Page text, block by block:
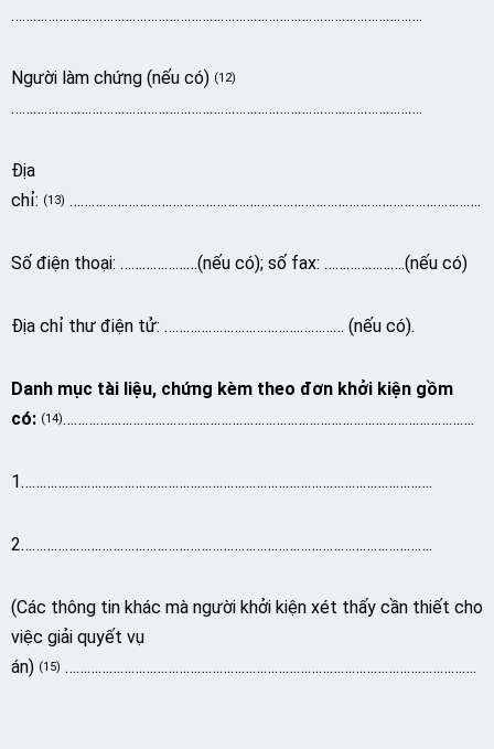
………………………………………………………………………………………………….
Người làm chứng (nếu có) (12)
………………………………………………………………………………………………….
Địa
chỉ: (13) ………………………………………………………………………………………………….
Số điện thoại: …………………(nếu có); số fax: ………………….(nếu có)
Địa chỉ thư điện tử: ……………………………….………… (nếu có).
Danh mục tài liệu, chứng kèm theo đơn khởi kiện gồm
có: (14)………………………………………………………………………………………………….
1………………………………………………………………………………………………….
2………………………………………………………………………………………………….
(Các thông tin khác mà người khởi kiện xét thấy cần thiết cho
việc giải quyết vụ
án) (15) ………………………………………………………………………………………………….